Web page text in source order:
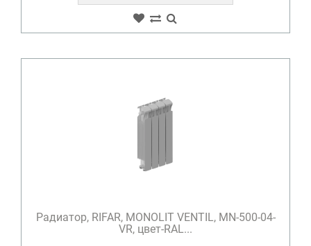
Радиатор, RIFAR, MONOLIT VENTIL, MN-500-04-
VR, цвет-RAL...